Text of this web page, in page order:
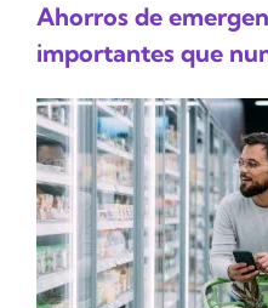
Ahorros de
importantes que